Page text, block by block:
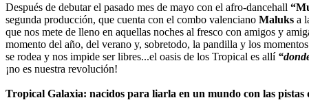
Después de debutar el pasado mes de mayo con el afro-dancehall
segunda producción, que cuenta con el combo valenciano Maluks a
que nos mete de lleno en aquellas noches al fresco con amigos y
momento del año, del verano y, sobretodo, la pandilla y los
se rodea y nos impide ser libres...el oasis de los Tropical es allí
¡no es nuestra revolución!
Tropical Galaxia: nacidos para liarla en un mundo con las pistas